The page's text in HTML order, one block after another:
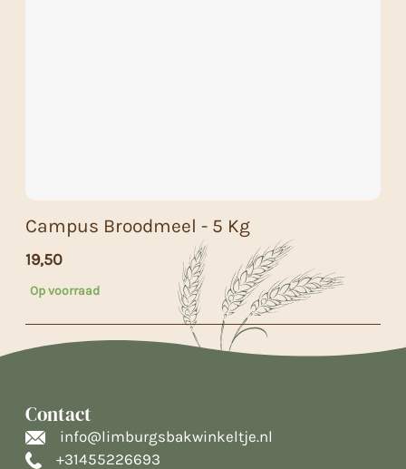
Campus Broodmeel - 5 Kg
19,50
Op voorraad
Contact
info@limburgsbakwinkeltje.nl
+31455226693